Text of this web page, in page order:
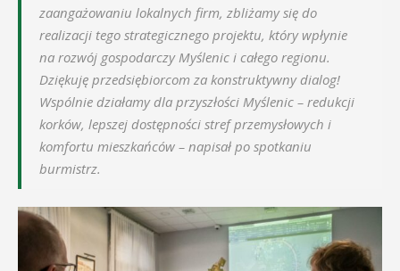
zaangażowaniu lokalnych firm, zbliżamy się do
realizacji tego strategicznego projektu, który wpłynie
na rozwój gospodarczy Myślenic i całego regionu.
Dziękuję przedsiębiorcom za konstruktywny dialog!
Wspólnie działamy dla przyszłości Myślenic – redukcji
korków, lepszej dostępności stref przemysłowych i
komfortu mieszkańców – napisał po spotkaniu
burmistrz.